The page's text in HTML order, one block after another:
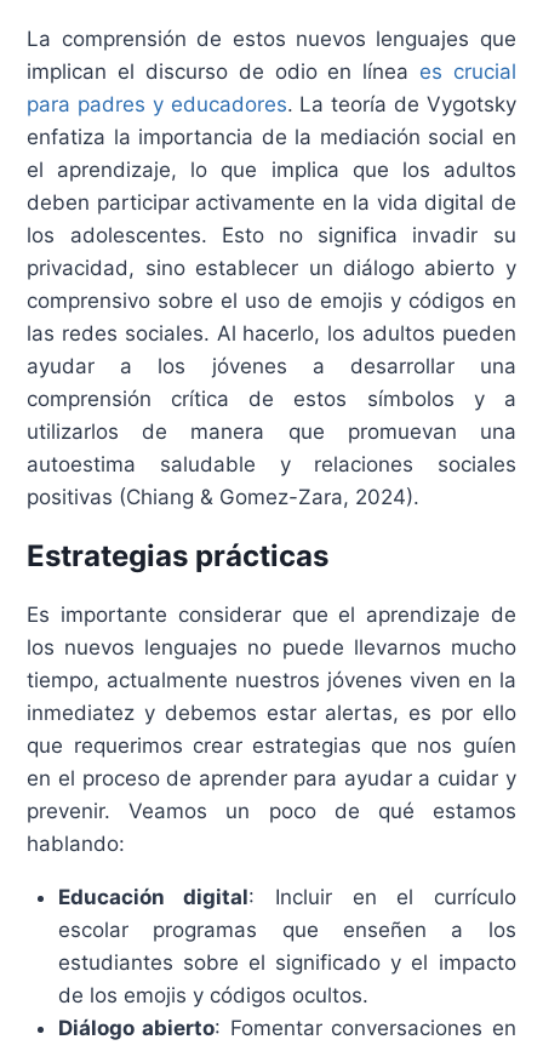
La comprensión de estos nuevos lenguajes que
implican el discurso de odio en línea es crucial
para padres y educadores. La teoría de Vygotsky
enfatiza la importancia de la mediación social en
el aprendizaje, lo que implica que los adultos
deben participar activamente en la vida digital de
los adolescentes. Esto no significa invadir su
privacidad, sino establecer un diálogo abierto y
comprensivo sobre el uso de emojis y códigos en
las redes sociales. Al hacerlo, los adultos pueden
ayudar a los jóvenes a desarrollar una
comprensión crítica de estos símbolos y a
utilizarlos de manera que promuevan una
autoestima saludable y relaciones sociales
positivas (Chiang & Gomez-Zara, 2024).
Estrategias prácticas
Es importante considerar que el aprendizaje de
los nuevos lenguajes no puede llevarnos mucho
tiempo, actualmente nuestros jóvenes viven en la
inmediatez y debemos estar alertas, es por ello
que requerimos crear estrategias que nos guíen
en el proceso de aprender para ayudar a cuidar y
prevenir. Veamos un poco de qué estamos
hablando:
Educación digital: Incluir en el currículo
escolar programas que enseñen a los
estudiantes sobre el significado y el impacto
de los emojis y códigos ocultos.​
Diálogo abierto: Fomentar conversaciones en